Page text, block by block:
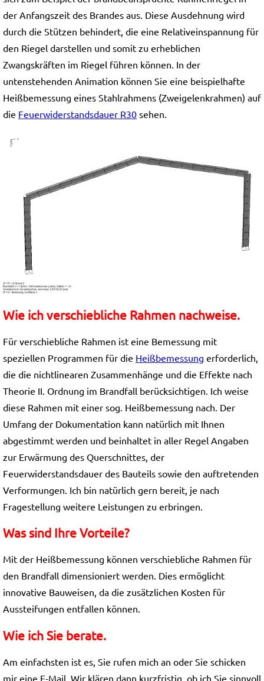
der Anfangszeit des Brandes aus. Diese Ausdehnung wird
durch die Stützen behindert, die eine Relativeinspannung für
den Riegel darstellen und somit zu erheblichen
Zwangskräften im Riegel führen können. In der
untenstehenden Animation können Sie eine beispielhafte
Heißbemessung eines Stahlrahmens (Zweigelenkrahmen) auf
die Feuerwiderstandsdauer R30 sehen.
Wie ich verschiebliche Rahmen nachweise.
Für verschiebliche Rahmen ist eine Bemessung mit
speziellen Programmen für die Heißbemessung erforderlich,
die die nichtlinearen Zusammenhänge und die Effekte nach
Theorie II. Ordnung im Brandfall berücksichtigen. Ich weise
diese Rahmen mit einer sog. Heißbemessung nach. Der
Umfang der Dokumentation kann natürlich mit Ihnen
abgestimmt werden und beinhaltet in aller Regel Angaben
zur Erwärmung des Querschnittes, der
Feuerwiderstandsdauer des Bauteils sowie den auftretenden
Verformungen. Ich bin natürlich gern bereit, je nach
Fragestellung weitere Leistungen zu erbringen.
Was sind Ihre Vorteile?
Mit der Heißbemessung können verschiebliche Rahmen für
den Brandfall dimensioniert werden. Dies ermöglicht
innovative Bauweisen, da die zusätzlichen Kosten für
Aussteifungen entfallen können.
Wie ich Sie berate.
Am einfachsten ist es, Sie rufen mich an oder Sie schicken
mir eine E-Mail. Wir klären dann kurzfristig, ob ich Sie sinnvoll